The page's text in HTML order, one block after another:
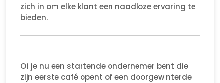
zich in om elke klant een naadloze ervaring te
bieden.
Of je nu een startende ondernemer bent die
zijn eerste café opent of een doorgewinterde